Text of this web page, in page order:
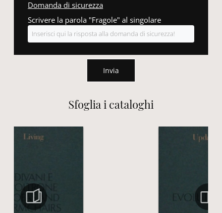
Sfoglia i cataloghi
Domanda di sicurezza
Scrivere la parola "Fragole" al singolare
Invia